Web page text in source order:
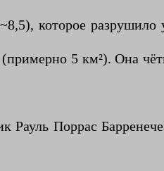
которое разрушило
5 км²). Она
Рауль Поррас